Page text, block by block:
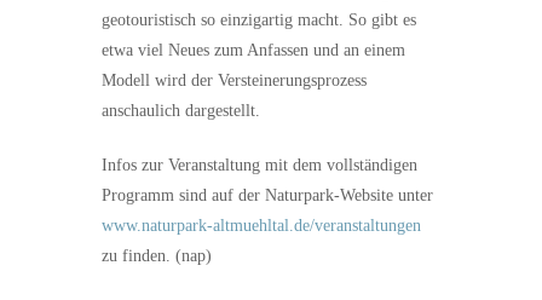
geotouristisch so einzigartig macht. So gibt es
etwa viel Neues zum Anfassen und an einem
Modell wird der Versteinerungsprozess
anschaulich dargestellt.
Infos zur Veranstaltung mit dem vollständigen
Programm sind auf der Naturpark-Website unter
www.naturpark-altmuehltal.de/veranstaltungen
zu finden. (nap)